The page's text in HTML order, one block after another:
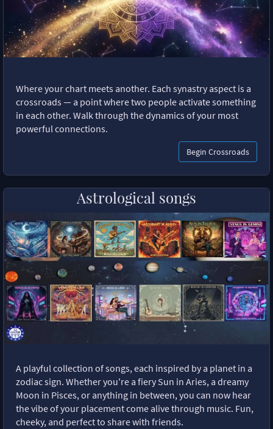
Where your chart meets another. Each synastry aspect is a
crossroads — a point where two people activate something
in each other. Walk through the dynamics of your most
powerful connections.
Begin Crossroads
Astrological songs
A playful collection of songs, each inspired by a planet in a
zodiac sign. Whether you're a fiery Sun in Aries, a dreamy
Moon in Pisces, or anything in between, you can now hear
the vibe of your placement come alive through music. Fun,
cheeky, and perfect to share with friends.